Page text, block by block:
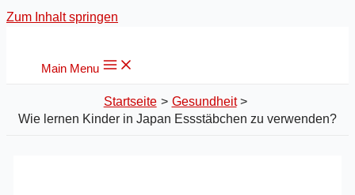
Zum Inhalt springen
Main Menu
Startseite
Gesundheit
Wie lernen Kinder in Japan Essstäbchen zu verwenden?